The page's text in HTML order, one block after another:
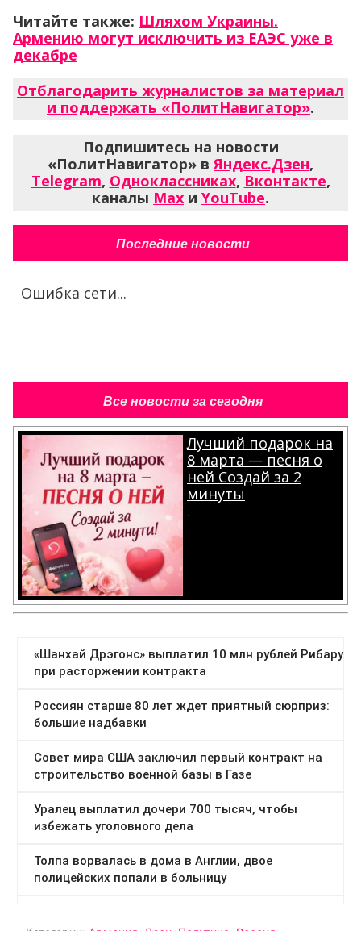
Читайте также: Шляхом Украины.
Армению могут исключить из ЕАЭС уже в
декабре
Отблагодарить журналистов за материал
и поддержать «ПолитНавигатор».
Подпишитесь на новости
«ПолитНавигатор» вЯндекс.Дзен,
Telegram, Одноклассниках, Вконтакте,
каналы Max и YouTube.
Последние новости
Ошибка сети...
Все новости за сегодня
Лучший подарок на
8 марта — песня о
ней Создай за 2
минуты
.